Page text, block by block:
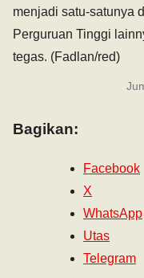
menjadi satu-satunya
Perguruan Tinggi
tegas. (Fadlan/red)
Bagikan:
Facebook
X
WhatsApp
Utas
Telegram